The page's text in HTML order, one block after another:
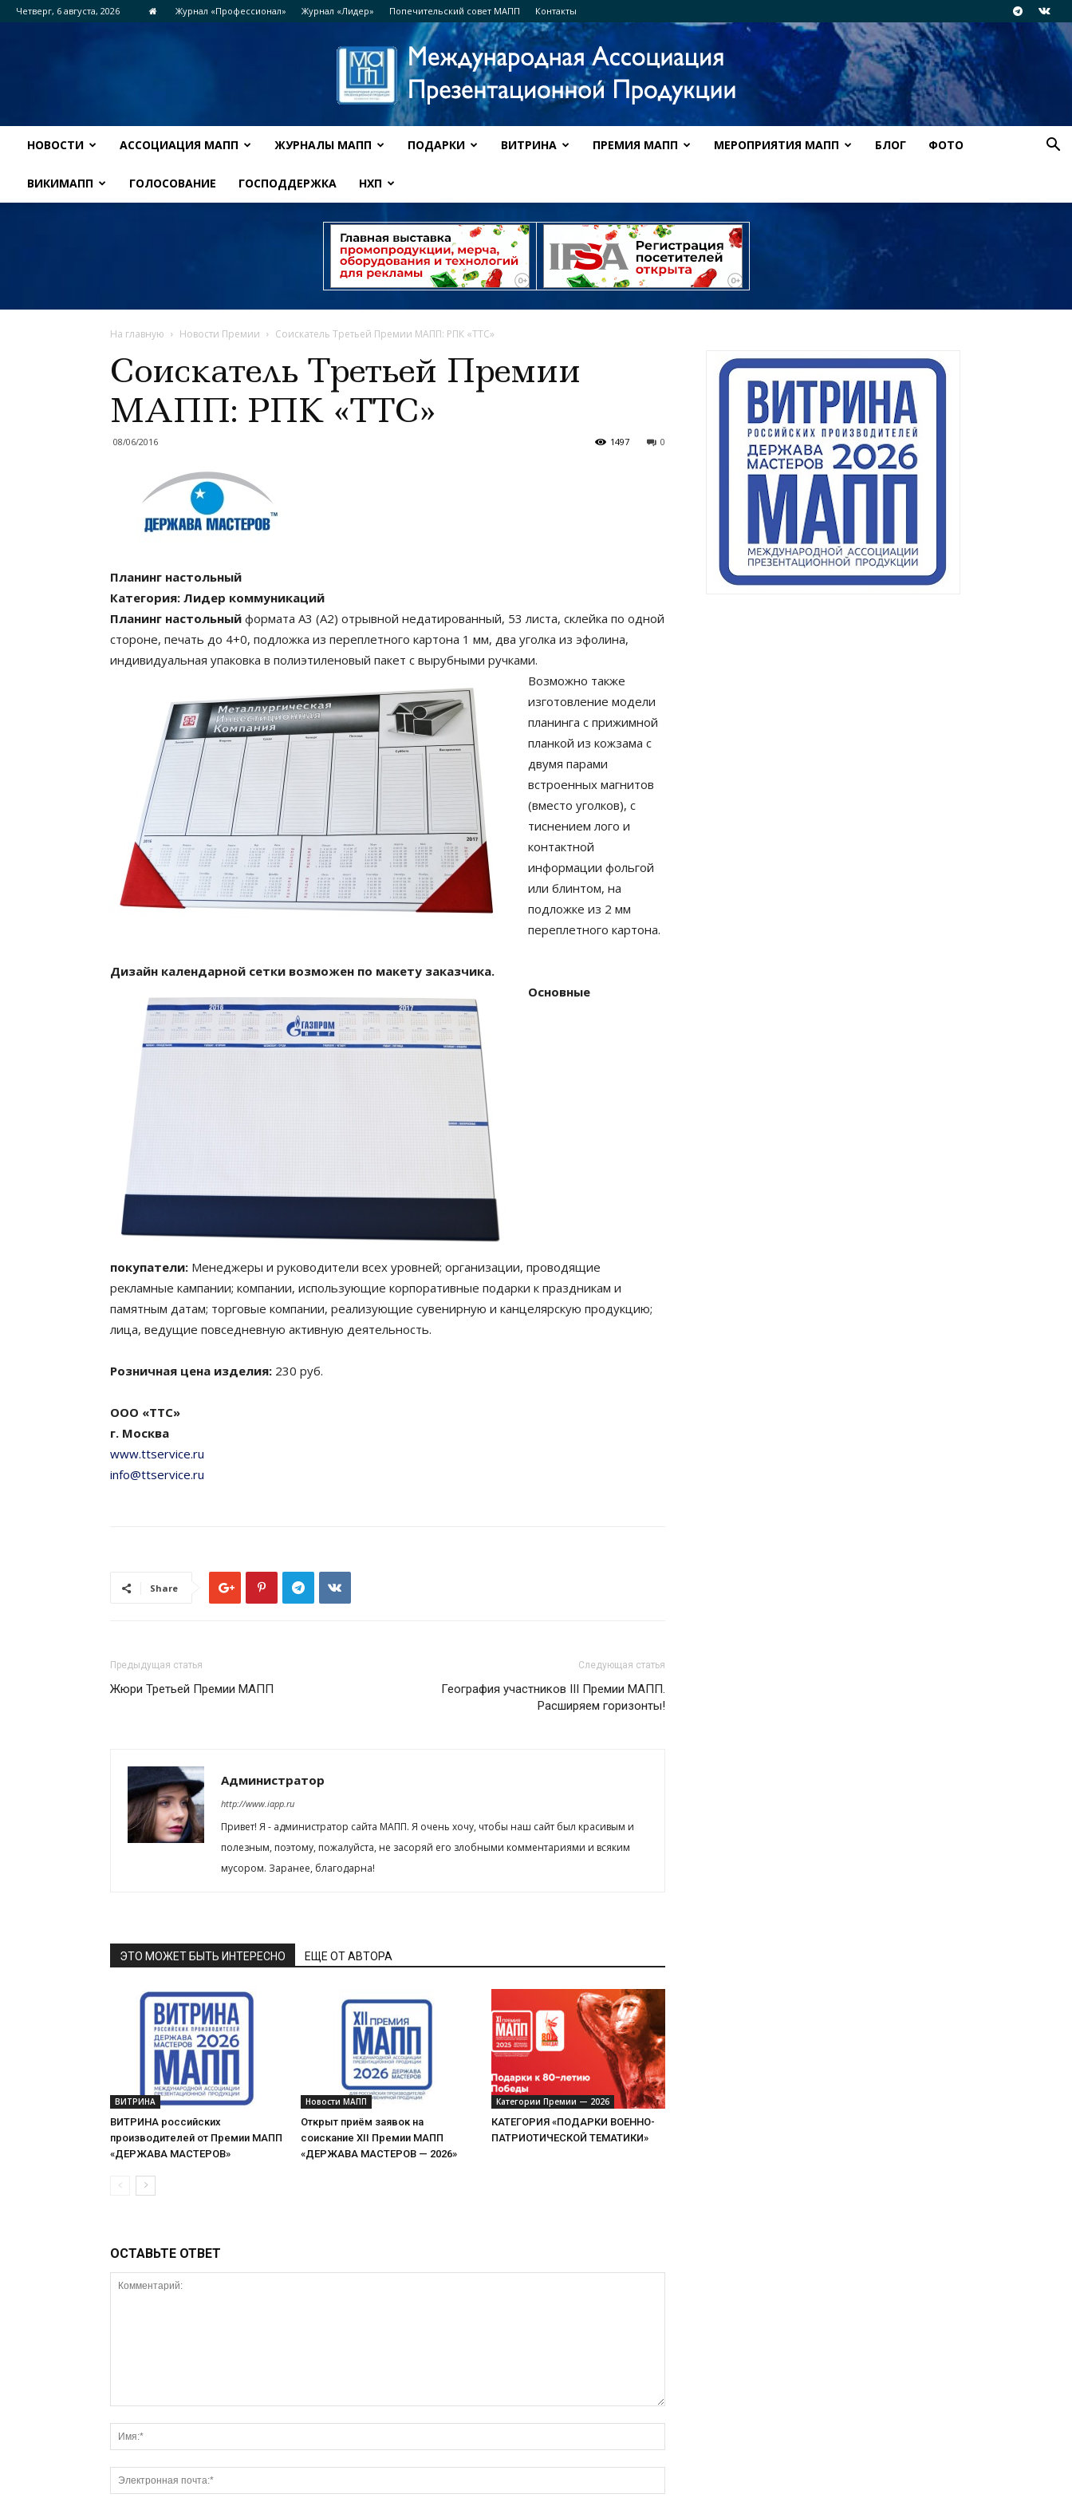
Четверг, 6 августа, 2026 Журнал «Профессионал» Журнал «Лидер» Попечительский совет МАПП Контакты
НОВОСТИ АССОЦИАЦИЯ МАПП ЖУРНАЛЫ МАПП ПОДАРКИ ВИТРИНА ПРЕМИЯ МАПП МЕРОПРИЯТИЯ МАПП БЛОГ ФОТО
ВИКИМАПП ГОЛОСОВАНИЕ ГОСПОДДЕРЖКА НХП
На главную Новости Премии Соискатель Третьей Премии МАПП: РПК «ТТС»
Соискатель Третьей Премии
МАПП: РПК «ТТС»
08/06/2016 0
1497
Планинг настольный
Категория: Лидер коммуникаций
Планинг настольный формата А3 (А2) отрывной недатированный, 53 листа, склейка по одной
стороне, печать до 4+0, подложка из переплетного картона 1 мм, два уголка из эфолина,
индивидуальная упаковка в полиэтиленовый пакет с вырубными ручками.
Возможно также
изготовление модели
планинга с прижимной
планкой из кожзама с
двумя парами
встроенных магнитов
(вместо уголков), с
тиснением лого и
контактной
информации фольгой
или блинтом, на
подложке из 2 мм
переплетного картона.
Дизайн календарной сетки возможен по макету заказчика.
Основные
покупатели: Менеджеры и руководители всех уровней; организации, проводящие
рекламные кампании; компании, использующие корпоративные подарки к праздникам и
памятным датам; торговые компании, реализующие сувенирную и канцелярскую продукцию;
лица, ведущие повседневную активную деятельность.
Розничная цена изделия: 230 руб.
ООО «ТТС»
г. Москва
www.ttservice.ru
info@ttservice.ru
Share
Предыдущая статья
Жюри Третьей Премии МАПП
Следующая статья
География участников III Премии МАПП.
Расширяем горизонты!
Администратор
http://www.iapp.ru
Привет! Я - администратор сайта МАПП. Я очень хочу, чтобы наш сайт был красивым и
полезным, поэтому, пожалуйста, не засоряй его злобными комментариями и всяким
мусором. Заранее, благодарна!
ЭТО МОЖЕТ БЫТЬ ИНТЕРЕСНО ЕЩЕ ОТ АВТОРА
ВИТРИНА
ВИТРИНА российских
производителей от Премии МАПП
«ДЕРЖАВА МАСТЕРОВ»
Новости МАПП
Открыт приём заявок на
соискание XII Премии МАПП
«ДЕРЖАВА МАСТЕРОВ — 2026»
Категории Премии — 2026
КАТЕГОРИЯ «ПОДАРКИ ВОЕННО-
ПАТРИОТИЧЕСКОЙ ТЕМАТИКИ»
ОСТАВЬТЕ ОТВЕТ